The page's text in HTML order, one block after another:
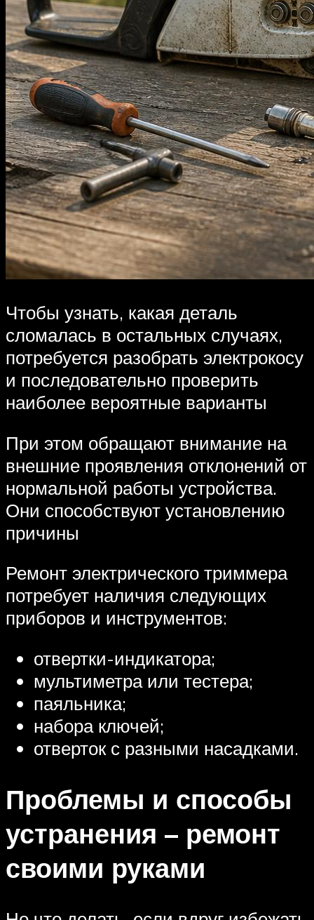
Чтобы узнать, какая деталь
сломалась в остальных случаях,
потребуется разобрать электрокосу
и последовательно проверить
наиболее вероятные варианты
При этом обращают внимание на
внешние проявления отклонений от
нормальной работы устройства.
Они способствуют установлению
причины
Ремонт электрического триммера
потребует наличия следующих
приборов и инструментов:
отвертки-индикатора;
мультиметра или тестера;
паяльника;
набора ключей;
отверток с разными насадками.
Проблемы и способы
устранения – ремонт
своими руками